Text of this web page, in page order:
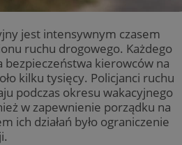
jest intensywnym czasem
ruchu drogowego. Każdego
bezpieczeństwa kierowców na
kilku tysięcy. Policjanci ruchu
podczas okresu wakacyjnego
w zapewnienie porządku na
ich działań było ograniczenie